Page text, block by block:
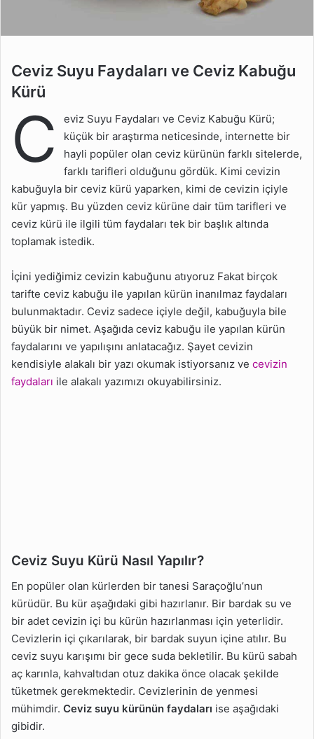
Ceviz Suyu Faydaları ve
Ceviz Kabuğu Kürü
Yapılır?
Cevizin Perdeleriyle
Ceviz Kürü Nasıl Yapılır?
Ceviz Kabuğu Kürü Nasıl
Yapılır?
Ceviz Kürü Püf Noktaları
Nelerdir?
Yapılır?
Ceviz Suyu Faydaları ve Ceviz Kabuğu
Kürü
C
eviz Suyu Faydaları ve Ceviz Kabuğu Kürü;
küçük bir araştırma neticesinde, internette bir
hayli popüler olan ceviz kürünün farklı sitelerde,
farklı tarifleri olduğunu gördük. Kimi cevizin
kabuğuyla bir ceviz kürü yaparken, kimi de cevizin içiyle
kür yapmış. Bu yüzden ceviz kürüne dair tüm tarifleri ve
ceviz kürü ile ilgili tüm faydaları tek bir başlık altında
toplamak istedik.
İçini yediğimiz cevizin kabuğunu atıyoruz Fakat birçok
tarifte ceviz kabuğu ile yapılan kürün inanılmaz faydaları
bulunmaktadır. Ceviz sadece içiyle değil, kabuğuyla bile
büyük bir nimet. Aşağıda ceviz kabuğu ile yapılan kürün
faydalarını ve yapılışını anlatacağız. Şayet cevizin
kendisiyle alakalı bir yazı okumak istiyorsanız ve cevizin
faydaları ile alakalı yazımızı okuyabilirsiniz.
Ceviz Suyu Kürü Nasıl Yapılır?
En popüler olan kürlerden bir tanesi Saraçoğlu’nun
kürüdür. Bu kür aşağıdaki gibi hazırlanır. Bir bardak su ve
bir adet cevizin içi bu kürün hazırlanması için yeterlidir.
Cevizlerin içi çıkarılarak, bir bardak suyun içine atılır. Bu
ceviz suyu karışımı bir gece suda bekletilir. Bu kürü sabah
aç karınla, kahvaltıdan otuz dakika önce olacak şekilde
tüketmek gerekmektedir. Cevizlerinin de yenmesi
mühimdir. Ceviz suyu kürünün faydaları ise aşağıdaki
gibidir.